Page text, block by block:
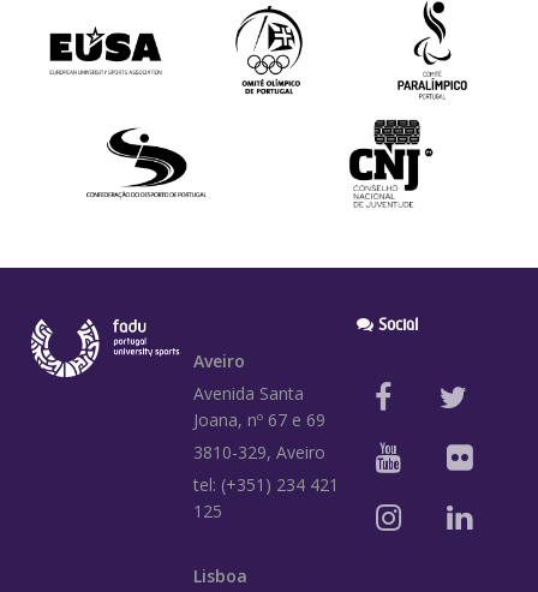
Aveiro
Avenida Santa
Joana, nº 67 e 69
3810-329, Aveiro
tel: (+351) 234 421
125
Lisboa
Social